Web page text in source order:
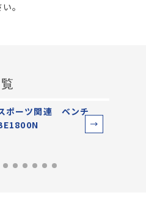
。
ポーツ関連 ベンチ